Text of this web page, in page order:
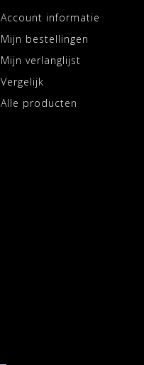
Account informatie
Mijn bestellingen
Mijn verlanglijst
Vergelijk
Alle producten